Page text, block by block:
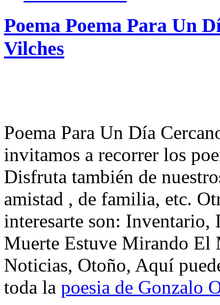
Poema Poema Para Un
Vilches
Poema Para Un Día
invitamos a recorrer los
Disfruta también de
amistad , de familia, etc.
interesarte son:
Muerte Estuve Mirando El
Noticias, Otoño, Aquí
toda la poesia de Gonzalo